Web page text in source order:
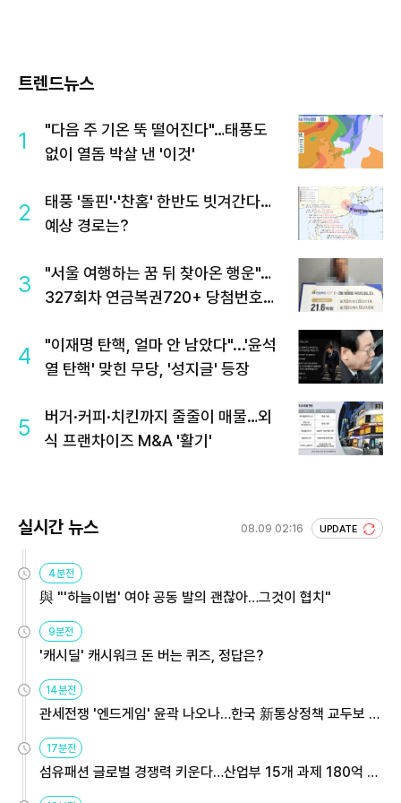
트렌드뉴스
1
"다음 주 기온 뚝 떨어진다"…태풍도
없이 열돔 박살 낸 '이것'
2
태풍 '돌핀'·'찬홈' 한반도 빗겨간다…
예상 경로는?
3
"서울 여행하는 꿈 뒤 찾아온 행운"…
327회차 연금복권720+ 당첨번호조
4
"이재명 탄핵, 얼마 안 남았다"...'윤석
열 탄핵' 맞힌 무당, '성지글' 등장
5
버거·커피·치킨까지 줄줄이 매물…외
식 프랜차이즈 M&A '활기'
실시간 뉴스 08.09 02:16 UPDATE
4분전
與 "'하늘이법' 여야 공동 발의 괜찮아…그것이 협치"
9분전
'캐시딜' 캐시워크 돈 버는 퀴즈, 정답은?
14분전
관세전쟁 '엔드게임' 윤곽 나오나…한국 新통상정책 교두보 활
17분전
섬유패션 글로벌 경쟁력 키운다…산업부 15개 과제 180억 지